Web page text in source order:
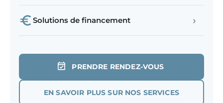
Solutions de financement ›
PRENDRE RENDEZ-VOUS
EN SAVOIR PLUS SUR NOS SERVICES